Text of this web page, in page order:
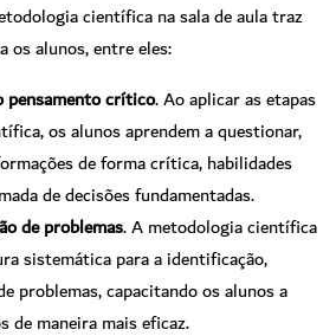
científica na sala de aula traz
os alunos, entre eles:
pensamento crítico. Ao aplicar as etapas
os alunos aprendem a questionar,
de forma crítica, habilidades
de decisões fundamentadas.
de problemas. A metodologia científica
sistemática para a identificação,
problemas, capacitando os alunos a
de maneira mais eficaz.